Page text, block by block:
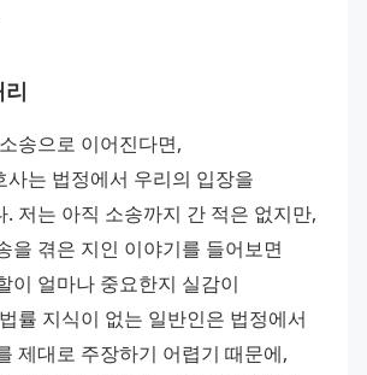
송으로 이어진다면,
사는 법정에서 우리의 입장을
저는 아직 소송까지 간 적은 없지만,
을 겪은 지인 이야기를 들어보면
이 얼마나 중요한지 실감이
률 지식이 없는 일반인은 법정에서
제대로 주장하기 어렵기 때문에,